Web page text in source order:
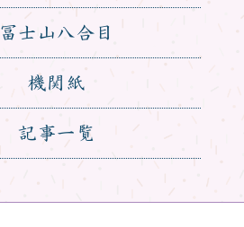
冨士山八合目
機関紙
記事一覧